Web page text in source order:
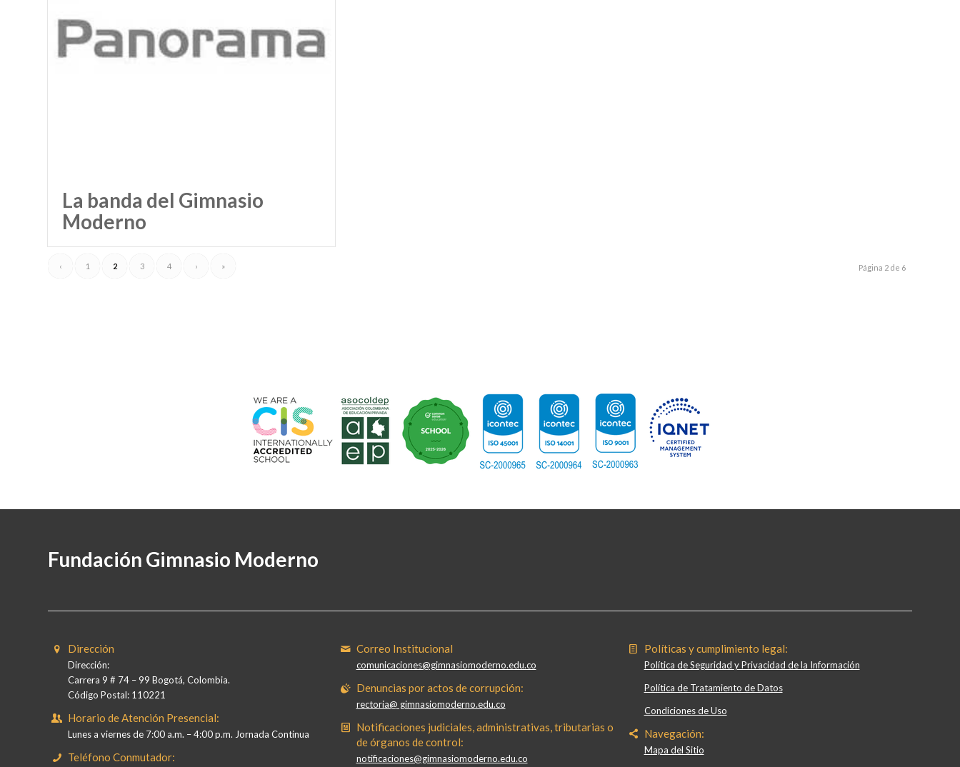
La banda del Gimnasio
Moderno
Página 2 de 6
‹ 1 2 3 4 › »
Fundación Gimnasio Moderno
Dirección
Dirección:
Carrera 9 # 74 – 99 Bogotá, Colombia.
Código Postal: 110221
Horario de Atención Presencial:
Lunes a viernes de 7:00 a.m. – 4:00 p.m. Jornada Continua
Teléfono Conmutador:
Correo Institucional
comunicaciones@gimnasiomoderno.edu.co
Denuncias por actos de corrupción:
rectoria@ gimnasiomoderno.edu.co
Notificaciones judiciales, administrativas, tributarias o
de órganos de control:
notificaciones@gimnasiomoderno.edu.co
Políticas y cumplimiento legal:
Política de Seguridad y Privacidad de la Información
Política de Tratamiento de Datos
Condiciones de Uso
Navegación:
Mapa del Sitio